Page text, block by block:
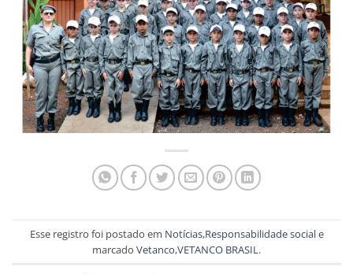
Esse registro foi postado em Notícias,Responsabilidade sociale
marcado Vetanco,VETANCO BRASIL.